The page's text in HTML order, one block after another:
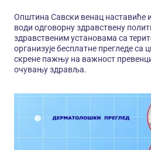
Општина Савски венац наставиће
води одговорну здравствену
здравственим установама са
организује бесплатне прегледе
скрене пажњу на важност
очувању здравља.